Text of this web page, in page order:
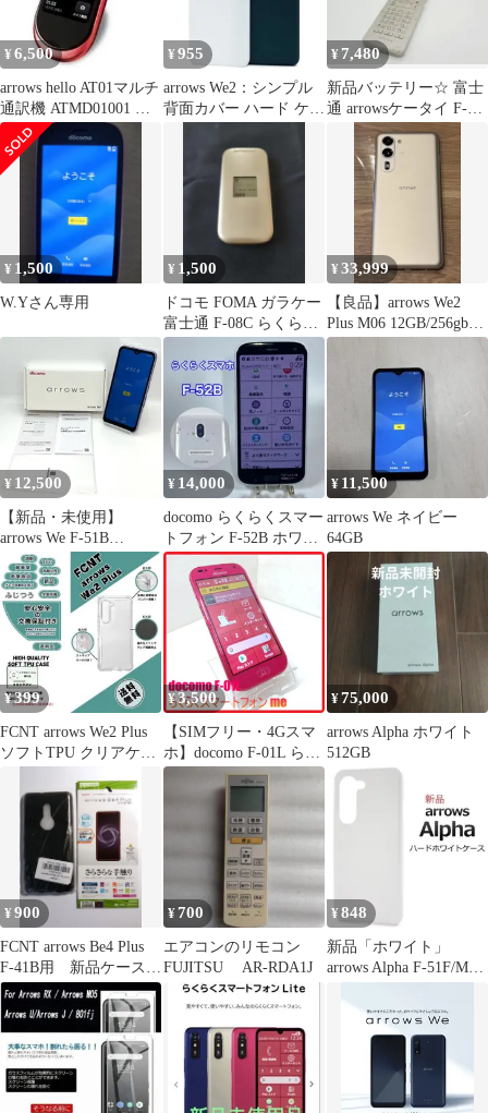
¥ 6,500
arrows hello AT01マルチ
通訳機 ATMD01001 翻
訳機
¥ 955
arrows We2：シンプル
背面カバー ハード ケー
¥ 7,480
新品バッテリー☆ 富士
通 arrowsケータイ F-
41C SIMフリー
¥ 1,500
W.Yさん専用
¥ 1,500
ドコモ FOMA ガラケー
富士通 F-08C らくらく
ホンベーシック3
¥33,999
【良品】arrows We2
Plus M06 12GB/256gbIIJ
版
¥ 12,500
【新品・未使用】
arrows We F-51B
docomo SIMフリー
64GB／4GB パープル
FCNT 付属品完品 白ロ
ム スマホ本体 送料無料
S670
¥ 14,000
docomo らくらくスマー
トフォン F-52B ホワイ
ト 美品
¥ 11,500
arrows We ネイビー
64GB
¥399
FCNT arrows We2 Plus
ソフトTPU クリアケー
¥3,500
【SIMフリー・4Gスマ
ホ】docomo F-01L らく
らくスマートフォン me
¥75,000
arrows Alpha ホワイト
512GB
¥900
FCNT arrows Be4 Plus
F-41B用 新品ケース&
保護フィルム
¥700
エアコンのリモコン
FUJITSU AR-RDA1J
¥848
新品「ホワイト」
arrows Alpha F-51F/M08